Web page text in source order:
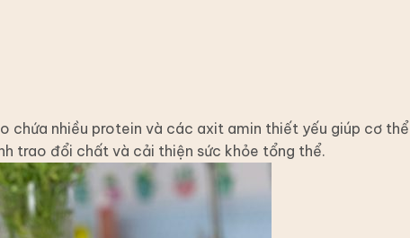
chứa nhiều protein và các axit amin thiết yếu giúp cơ thể
trao đổi chất và cải thiện sức khỏe tổng thể.